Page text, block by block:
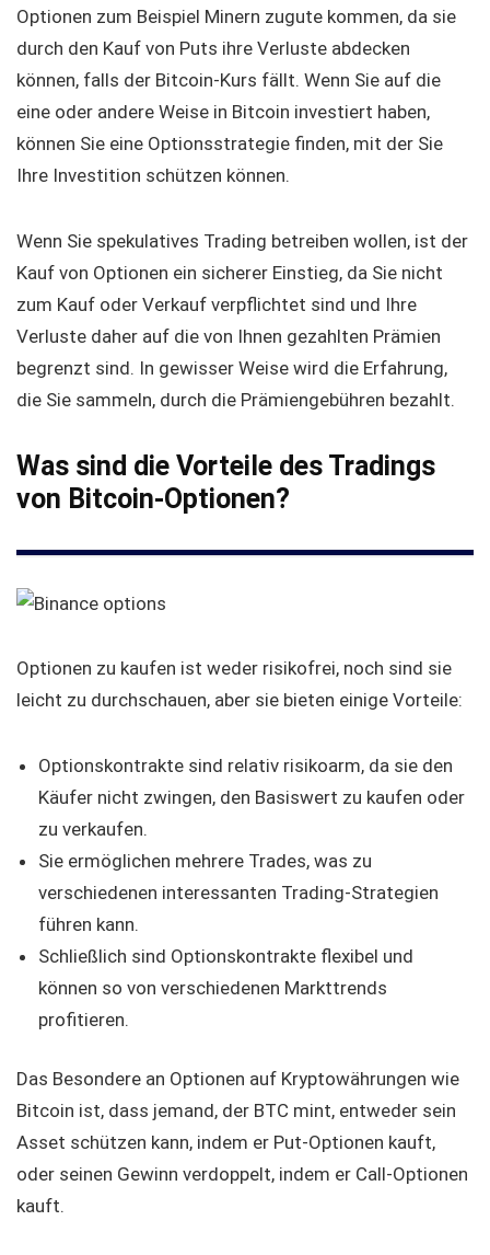
Optionen zum Beispiel Minern zugute kommen, da sie
durch den Kauf von Puts ihre Verluste abdecken
können, falls der Bitcoin-Kurs fällt. Wenn Sie auf die
eine oder andere Weise in Bitcoin investiert haben,
können Sie eine Optionsstrategie finden, mit der Sie
Ihre Investition schützen können.
Wenn Sie spekulatives Trading betreiben wollen, ist der
Kauf von Optionen ein sicherer Einstieg, da Sie nicht
zum Kauf oder Verkauf verpflichtet sind und Ihre
Verluste daher auf die von Ihnen gezahlten Prämien
begrenzt sind. In gewisser Weise wird die Erfahrung,
die Sie sammeln, durch die Prämiengebühren bezahlt.
Was sind die Vorteile des Tradings
von Bitcoin-Optionen?
Optionen zu kaufen ist weder risikofrei, noch sind sie
leicht zu durchschauen, aber sie bieten einige Vorteile:
Optionskontrakte sind relativ risikoarm, da sie den
Käufer nicht zwingen, den Basiswert zu kaufen oder
zu verkaufen.
Sie ermöglichen mehrere Trades, was zu
verschiedenen interessanten Trading-Strategien
führen kann.
Schließlich sind Optionskontrakte flexibel und
können so von verschiedenen Markttrends
profitieren.
Das Besondere an Optionen auf Kryptowährungen wie
Bitcoin ist, dass jemand, der BTC mint, entweder sein
Asset schützen kann, indem er Put-Optionen kauft,
oder seinen Gewinn verdoppelt, indem er Call-Optionen
kauft.